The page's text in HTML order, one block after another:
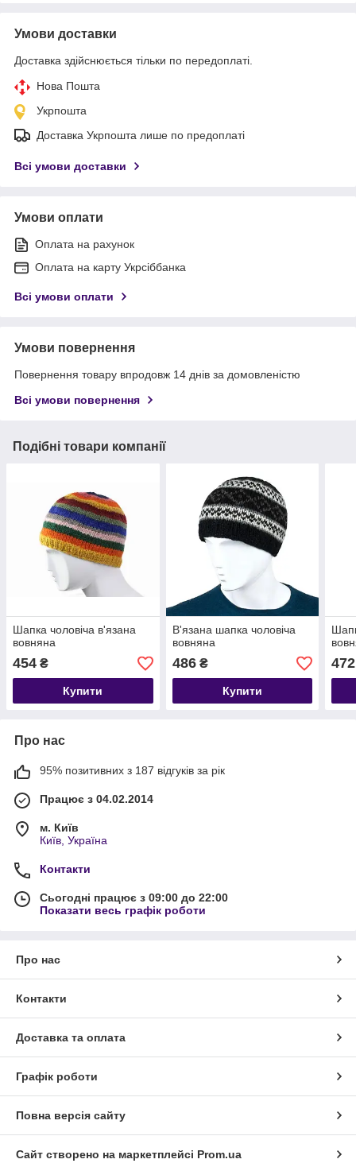
Умови доставки
Доставка здійснюється тільки по передоплаті.
Нова Пошта
Укрпошта
Доставка Укрпошта лише по предоплаті
Всі умови доставки
Умови оплати
Оплата на рахунок
Оплата на карту Укрсіббанка
Всі умови оплати
Умови повернення
Повернення товару впродовж 14 днів за домовленістю
Всі умови повернення
Подібні товари компанії
Шапка чоловіча в'язана
вовняна
454 ₴
Купити
В'язана шапка чоловіча
вовняна
486₴
Купити
472
Про нас
95% позитивних з 187 відгуків за рік
Працює з 04.02.2014
м. Київ
Київ, Україна
Контакти
Сьогодні працює з 09:00 до 22:00
Показати весь графік роботи
Про нас
Контакти
Доставка та оплата
Графік роботи
Повна версія сайту
Сайт створено на маркетплейсі Prom.ua